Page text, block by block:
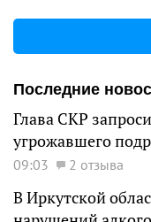
Последние
Глава СКР
угрожавшего
09:03 2 отзыва
В Иркутской